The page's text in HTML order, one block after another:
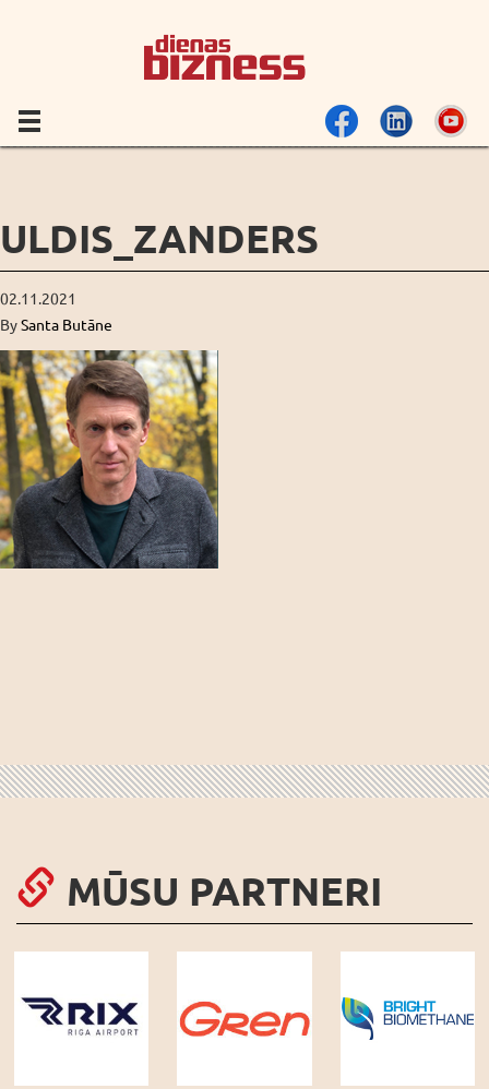
ULDIS_ZANDERS
02.11.2021
BySanta Butāne
MŪSU PARTNERI